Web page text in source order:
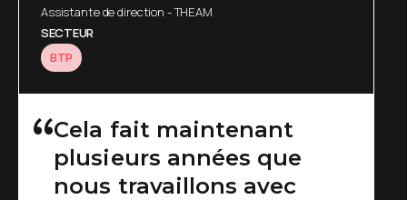
Assistante de direction - THEAM
SECTEUR
BTP
Cela fait maintenant
plusieurs années que
nous travaillons avec